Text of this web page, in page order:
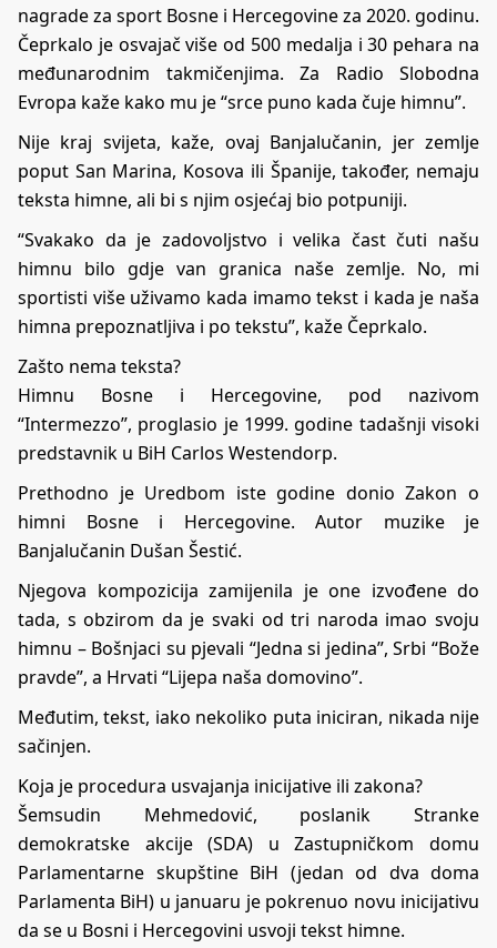
nagrade za sport Bosne i Hercegovine za 2020. godinu.
Čeprkalo je osvajač više od 500 medalja i 30 pehara na
međunarodnim takmičenjima. Za Radio Slobodna
Evropa kaže kako mu je “srce puno kada čuje himnu”.
Nije kraj svijeta, kaže, ovaj Banjalučanin, jer zemlje
poput San Marina, Kosova ili Španije, također, nemaju
teksta himne, ali bi s njim osjećaj bio potpuniji.
“Svakako da je zadovoljstvo i velika čast čuti našu
himnu bilo gdje van granica naše zemlje. No, mi
sportisti više uživamo kada imamo tekst i kada je naša
himna prepoznatljiva i po tekstu”, kaže Čeprkalo.
Zašto nema teksta?
Himnu Bosne i Hercegovine, pod nazivom
“Intermezzo”, proglasio je 1999. godine tadašnji visoki
predstavnik u BiH Carlos Westendorp.
Prethodno je Uredbom iste godine donio Zakon o
himni Bosne i Hercegovine. Autor muzike je
Banjalučanin Dušan Šestić.
Njegova kompozicija zamijenila je one izvođene do
tada, s obzirom da je svaki od tri naroda imao svoju
himnu – Bošnjaci su pjevali “Jedna si jedina”, Srbi “Bože
pravde”, a Hrvati “Lijepa naša domovino”.
Međutim, tekst, iako nekoliko puta iniciran, nikada nije
sačinjen.
Koja je procedura usvajanja inicijative ili zakona?
Šemsudin Mehmedović, poslanik Stranke
demokratske akcije (SDA) u Zastupničkom domu
Parlamentarne skupštine BiH (jedan od dva doma
Parlamenta BiH) u januaru je pokrenuo novu inicijativu
da se u Bosni i Hercegovini usvoji tekst himne.